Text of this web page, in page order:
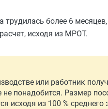
более 6
исходя из МРОТ.
или работник
понадобится. Размер
исходя из 100 % среднего